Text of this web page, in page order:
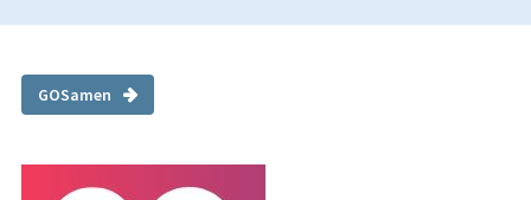
GOSamen